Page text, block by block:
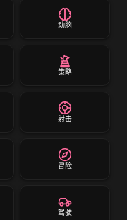
动脑
策略
射击
冒险
驾驶